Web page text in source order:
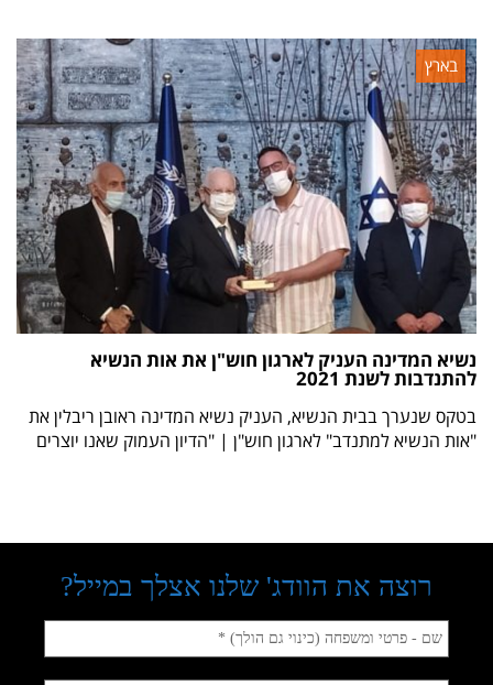
בארץ
נשיא המדינה העניק לארגון חוש"ן את אות הנשיא
להתנדבות לשנת 2021
בטקס שנערך בבית הנשיא, העניק נשיא המדינה ראובן ריבלין את
"אות הנשיא למתנדב" לארגון חוש"ן | "הדיון העמוק שאנו יוצרים